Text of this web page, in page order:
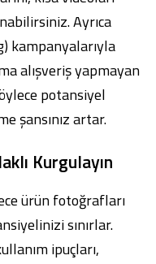
Ayrıca
kampanyalarıyla
alışveriş yapmayan
potansiyel
şansınız artar.
Kurgulayın
ürün fotoğrafları
sınırlar.
ipuçları,